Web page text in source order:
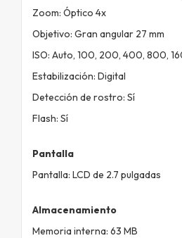
Zoom: Óptico 4x
Objetivo: Gran angular 27 mm
ISO: Auto, 100, 200, 400, 800,
Estabilización: Digital
Detección de rostro: Sí
Flash: Sí
Pantalla
Pantalla: LCD de 2.7 pulgadas
Almacenamiento
Memoria interna: 63 MB